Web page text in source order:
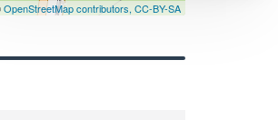
OpenStreetMap contributors, CC-BY-SA